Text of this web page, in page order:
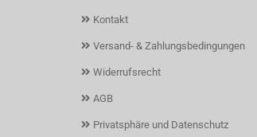
Kontakt
Versand- & Zahlungsbedingungen
Widerrufsrecht
AGB
Privatsphäre und Datenschutz